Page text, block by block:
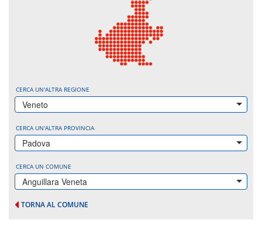
CERCA UN'ALTRA REGIONE
Veneto
CERCA UN'ALTRA PROVINCIA
Padova
CERCA UN COMUNE
Anguillara Veneta
TORNA AL COMUNE